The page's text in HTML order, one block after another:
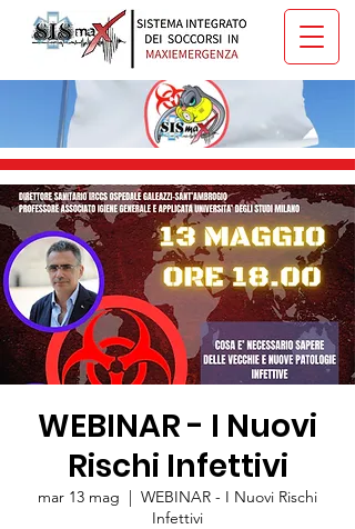
WEBINAR - I Nuovi
Rischi Infettivi
mar 13 mag
  |
WEBINAR - I Nuovi Rischi
Infettivi